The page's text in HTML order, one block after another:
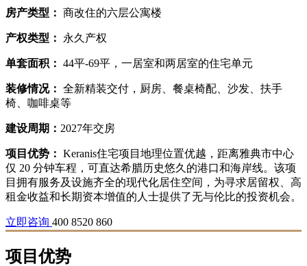
房产类型： 商改住的六层公寓楼
产权类型： 永久产权
单套面积： 44平-69平，一居室和两居室的住宅单元
装修情况： 全新精装交付，厨房、餐桌椅配、沙发、扶手
椅、咖啡桌等
建设周期： 2027年交房
项目优势： Keranis住宅项目地理位置优越，距离雅典市中心
仅 20 分钟车程，可直达希腊历史悠久的港口和海岸线。该项
目拥有服务及设施齐全的现代化居住空间，为寻求居留权、高
租金收益和长期资本增值的人士提供了无与伦比的投资机会。
立即咨询 400 8520 860
项目优势